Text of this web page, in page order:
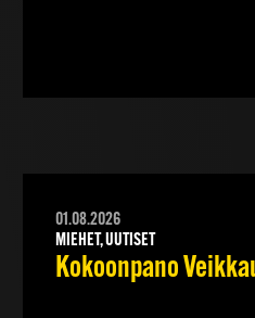
01.08.2026
MIEHET, UUTISET
Kokoonpano